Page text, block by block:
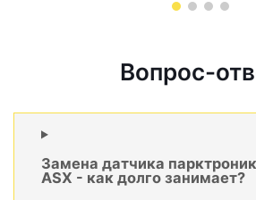
Вопрос-
Замена датчика
ASX - как долго занимает?